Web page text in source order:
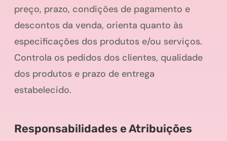
preço, prazo, condições de pagamento e
descontos da venda, orienta quanto às
especificações dos produtos e/ou serviços.
Controla os pedidos dos clientes, qualidade
dos produtos e prazo de entrega
estabelecido.
Responsabilidades e Atribuições